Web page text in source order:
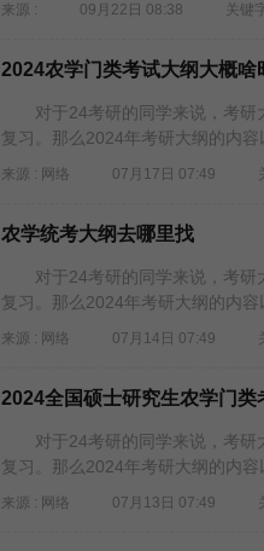
来源 : 09月22日 08:38 关键
2024农学门类考试大纲大概啥
对于24考研的同学来说，考研
复习。那么2024年考研大纲的内
来源 : 网络 07月17日 07:49
农学统考大纲去哪里找
对于24考研的同学来说，考研
复习。那么2024年考研大纲的内
来源 : 网络 07月14日 07:49
2024全国硕士研究生农学门类
对于24考研的同学来说，考研
复习。那么2024年考研大纲的内
来源 : 网络 07月13日 07:49